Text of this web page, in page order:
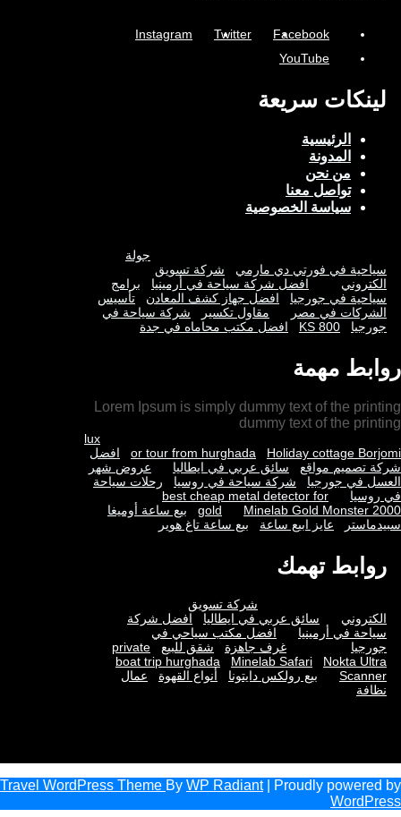
Facebook
Twitter
Instagram
YouTube
لينكات سريعة
الرئيسية
المدونة
من نحن
تواصل معنا
سياسة الخصوصية
جولة
سياحية في فورتي دي مارمي
شركة تسويق
الكتروني
افضل شركة سياحة في أرمينيا
برامج
سياحية في جورجيا
افضل جهاز كشف المعادن
تأسيس
الشركات في مصر
مقاول تكسير
شركة سياحة في
جورجيا
KS 800 افضل مكتب محاماه في جدة
روابط مهمة
Lorem Ipsum is simply dummy text of the printing
dummy text of the printing
lux
or tour from hurghada
Holiday cottage Borjomi
افضل
شركة تصميم مواقع
سائق عربي في ايطاليا
عروض شهر
العسل في جورجيا
شركة سياحة في روسيا
رحلات سياحة
في روسيا
best cheap metal detector for
gold
Minelab Gold Monster 2000
بيع ساعة أوميغا
سبيدماستر
عايز ابيع ساعة بيع ساعة تاغ هوير
روابط تهمك
شركة تسويق
الكتروني
سائق عربي في ايطاليا
افضل شركة
سياحة في أرمينيا
افضل مكتب سياحي في
جورجيا
غرف جاهزة شقق للبيع
private
boat trip hurghada
Minelab Safari
Nokta Ultra
Scanner
بيع رولكس دايتونا أنواع القهوة
عمال
نظافة
Travel WordPress Theme By WP Radiant| Proudly powered by
WordPress